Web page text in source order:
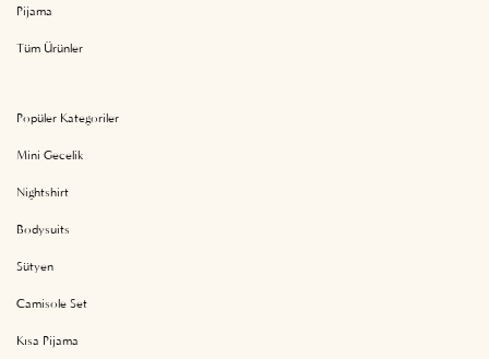
Pijama
Tüm Ürünler
Popüler Kategoriler
Mini Gecelik
Nightshirt
Bodysuits
Sütyen
Camisole Set
Kısa Pijama